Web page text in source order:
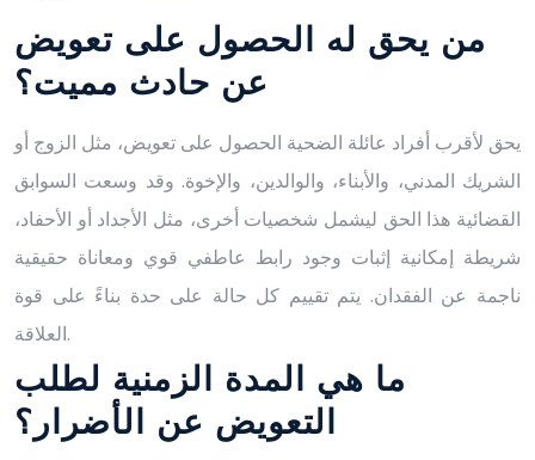
من يحق له الحصول على تعويض
عن حادث مميت؟
يحق لأقرب أفراد عائلة الضحية الحصول على تعويض، مثل الزوج أو
الشريك المدني، والأبناء، والوالدين، والإخوة. وقد وسعت السوابق
القضائية هذا الحق ليشمل شخصيات أخرى، مثل الأجداد أو الأحفاد،
شريطة إمكانية إثبات وجود رابط عاطفي قوي ومعاناة حقيقية
ناجمة عن الفقدان. يتم تقييم كل حالة على حدة بناءً على قوة
العلاقة.
ما هي المدة الزمنية لطلب
التعويض عن الأضرار؟